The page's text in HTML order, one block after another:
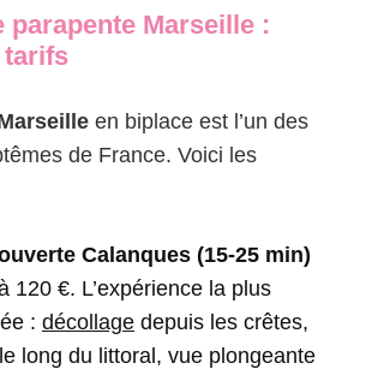
parapente Marseille :
tarifs
en biplace est l’un des
de France. Voici les
Calanques (15-25 min)
120 €. L’expérience la plus
: décollage depuis les crêtes,
long du littoral, vue plongeante